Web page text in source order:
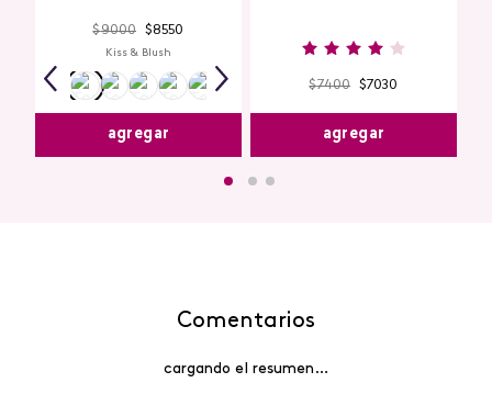
$9000 $8550
Kiss & Blush
agregar
$7400 $7030
agregar
Comentarios
cargando el resumen…